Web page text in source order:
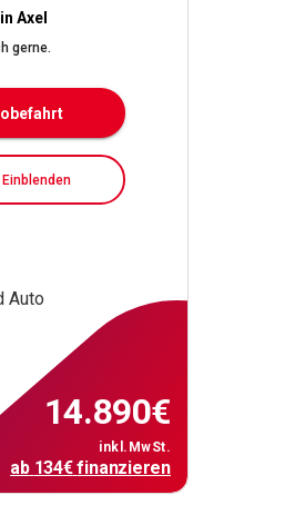
Axel
gerne.
Einblenden
Auto
14.890€
inkl.MwSt.
ab 134€finanzieren